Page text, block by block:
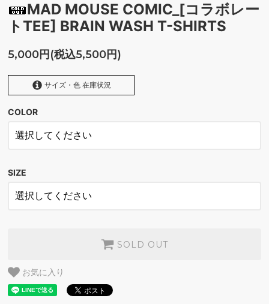
MAD MOUSE COMIC_[コラボレー
トTEE] BRAIN WASH T-SHIRTS
5,000円(税込5,500円)
サイズ・色 在庫状況
WHITE
COLOR
SIZE
SOLD OUT
お気に入り